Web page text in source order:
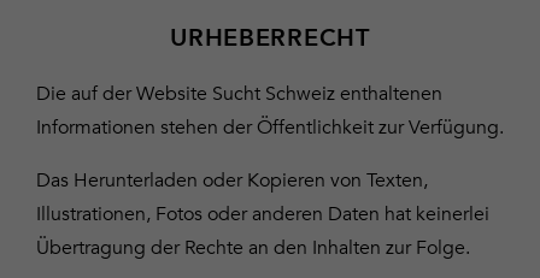
URHEBERRECHT
Die auf der Website Sucht Schweiz enthaltenen
Informationen stehen der Öffentlichkeit zur Verfügung.
Das Herunterladen oder Kopieren von Texten,
Illustrationen, Fotos oder anderen Daten hat keinerlei
Übertragung der Rechte an den Inhalten zur Folge.